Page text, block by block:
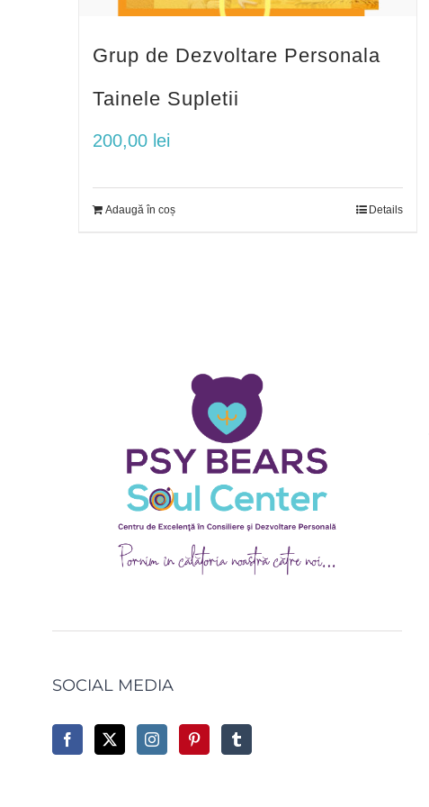
Grup de Dezvoltare Personala
Tainele Supletii
200,00 lei
Adaugă în coș Details
SOCIAL MEDIA